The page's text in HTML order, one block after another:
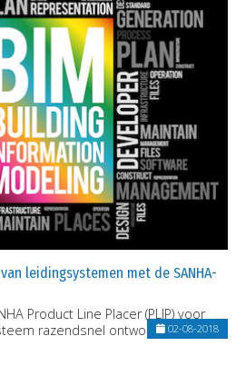
leidingsystemen met de SANHA-
Product Line Placer (PLIP) voor
razendsnel ontworpen worden!
02-08-2018